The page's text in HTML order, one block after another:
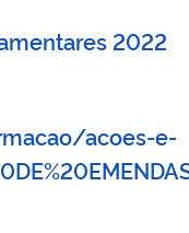
2022
acoes-e-